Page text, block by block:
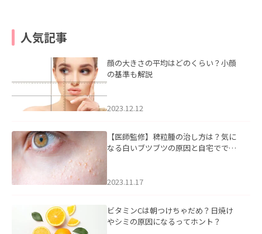
人気記事
顔の大きさの平均はどのくらい？小顔
の基準も解説
2023.12.12
【医師監修】稗粒腫の治し方は？気に
なる白いブツブツの原因と自宅ででき
2023.11.17
ビタミンCは朝つけちゃだめ？日焼け
やシミの原因になるってホント？